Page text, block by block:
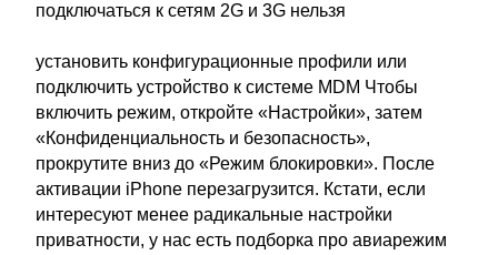
подключаться к сетям 2G и 3G нельзя
установить конфигурационные профили или
подключить устройство к системе MDM Чтобы
включить режим, откройте «Настройки», затем
«Конфиденциальность и безопасность»,
прокрутите вниз до «Режим блокировки». После
активации iPhone перезагрузится. Кстати, если
интересуют менее радикальные настройки
приватности, у нас есть подборка про авиарежим